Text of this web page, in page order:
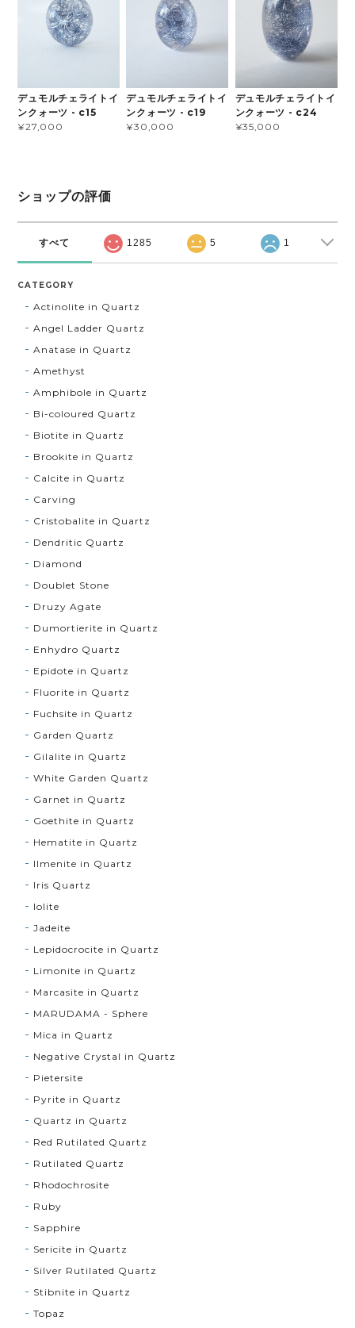
デュモルチェライトイ
ンクォーツ - c15
¥27,000
デュモルチェライトイ
ンクォーツ - c19
¥30,000
デュモルチェライトイ
ンクォーツ - c24
¥35,000
ショップの評価
すべて 1285 5 1
CATEGORY
Actinolite in Quartz
Angel Ladder Quartz
Anatase in Quartz
Amethyst
Amphibole in Quartz
Bi-coloured Quartz
Biotite in Quartz
Brookite in Quartz
Calcite in Quartz
Carving
Cristobalite in Quartz
Dendritic Quartz
Diamond
Doublet Stone
Druzy Agate
Dumortierite in Quartz
Enhydro Quartz
Epidote in Quartz
Fluorite in Quartz
Fuchsite in Quartz
Garden Quartz
Gilalite in Quartz
White Garden Quartz
Garnet in Quartz
Goethite in Quartz
Hematite in Quartz
Ilmenite in Quartz
Iris Quartz
Iolite
Jadeite
Lepidocrocite in Quartz
Limonite in Quartz
Marcasite in Quartz
MARUDAMA - Sphere
Mica in Quartz
Negative Crystal in Quartz
Pietersite
Pyrite in Quartz
Quartz in Quartz
Red Rutilated Quartz
Rutilated Quartz
Rhodochrosite
Ruby
Sapphire
Sericite in Quartz
Silver Rutilated Quartz
Stibnite in Quartz
Topaz